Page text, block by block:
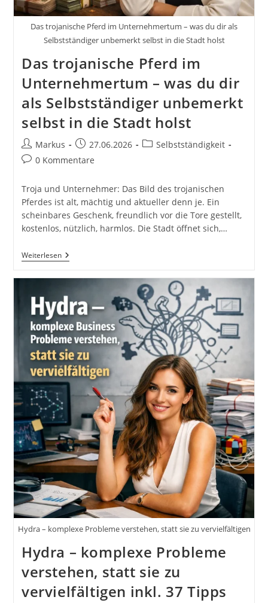
Das trojanische Pferd im Unternehmertum – was du dir als
Selbstständiger unbemerkt selbst in die Stadt holst
Das trojanische Pferd im
Unternehmertum – was du dir
als Selbstständiger unbemerkt
selbst in die Stadt holst
Beitrags-
Autor:
Markus
Beitrag
veröffentlicht:
27.06.2026
Beitrags-
Selbstständigkeit
Beitrags-
0 Kommentare
Troja und Unternehmer: Das Bild des trojanischen
Pferdes ist alt, mächtig und aktueller denn je. Ein
scheinbares Geschenk, freundlich vor die Tore gestellt,
kostenlos, nützlich, harmlos. Die Stadt öffnet sich,…
WeiterlesenDas
Trojanische
Unternehmertum
–
Was
Du
Dir
Als
Selbstständiger
Unbemerkt
Selbst
In
Stadt
Holst
Hydra – komplexe Probleme verstehen, statt sie zu vervielfältigen
Hydra – komplexe Probleme
verstehen, statt sie zu
vervielfältigen inkl. 37 Tipps